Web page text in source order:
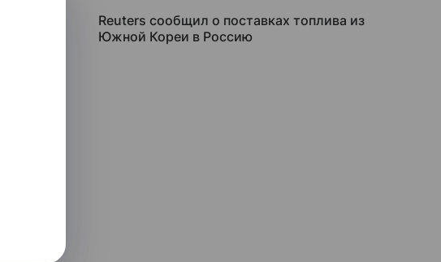
Reuters сообщил о поставках топлива из
Южной Кореи в Россию